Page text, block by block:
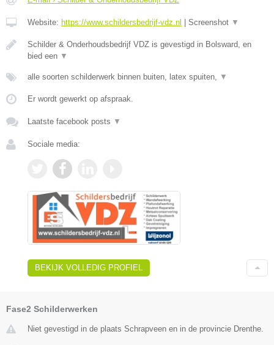
Website: https://www.schildersbedrijf-vdz.nl | Screenshot ▼
Schilder & Onderhoudsbedrijf VDZ is gevestigd in Bolsward, en
bied een ▼
alle soorten schilderwerk binnen buiten, latex spuiten, ▼
Er wordt gewerkt op afspraak.
Laatste facebook posts ▼
Sociale media:
BEKIJK VOLLEDIG PROFIEL
Fase2 Schilderwerken
Niet gevestigd in de plaats Schrapveen en in de provincie Drenthe.